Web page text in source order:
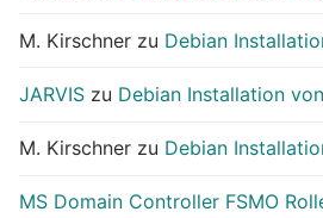
M. Kirschner zu Debian
JARVIS zu Debian Installation
M. Kirschner zu Debian
MS Domain Controller FSMO